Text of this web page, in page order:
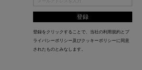
登録をクリックすることで、当社の利用規約 と プ
ライバシーポリシー及びクッキーポリシー に同意
されたものとみなします。